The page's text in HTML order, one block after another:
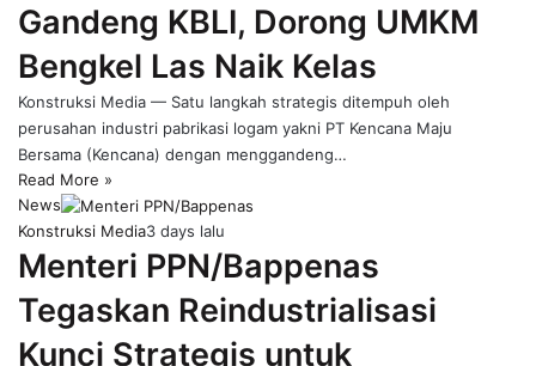
Gandeng KBLI, Dorong UMKM
Bengkel Las Naik Kelas
Konstruksi Media — Satu langkah strategis ditempuh oleh
perusahan industri pabrikasi logam yakni PT Kencana Maju
Bersama (Kencana) dengan menggandeng…
Read More »
News
Konstruksi Media3 days lalu
Menteri PPN/Bappenas
Tegaskan Reindustrialisasi
Kunci Strategis untuk